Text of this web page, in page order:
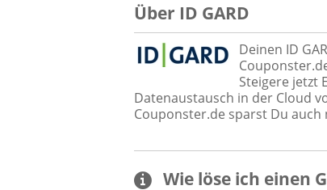
Über ID GARD
Deinen ID
Steigere jetzt
Datenaustausch in der Cloud
Couponster.de sparst Du auch
Wie löse ich einen